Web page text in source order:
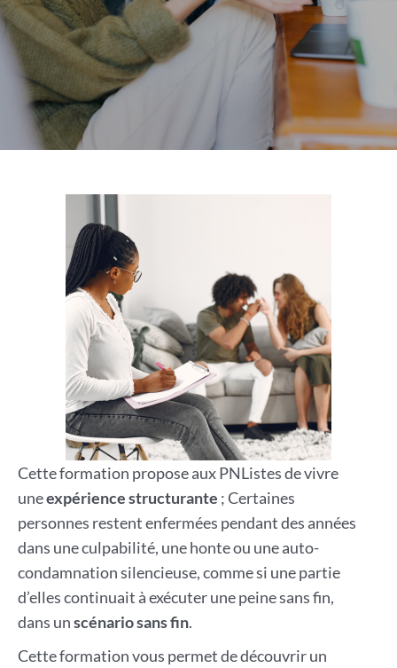
Cette formation propose aux PNListes de vivre
uneexpérience structurante ; Certaines
personnes restent enfermées pendant des années
dans une culpabilité, une honte ou une auto-
condamnation silencieuse, comme si une partie
d’elles continuait à exécuter une peine sans fin,
dans unscénario sans fin.
Cette formation vous permet de découvrir un